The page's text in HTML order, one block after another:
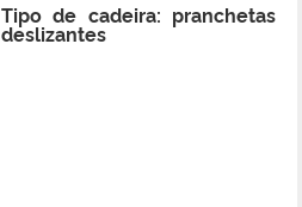
Tipo de cadeira: pranchetas
deslizantes